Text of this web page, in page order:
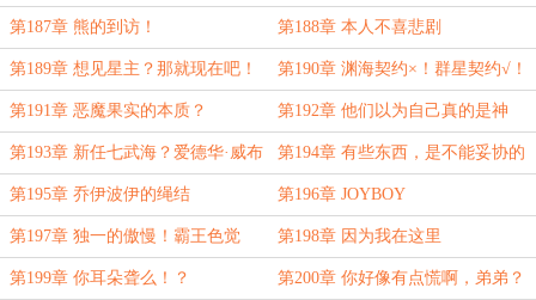
第187章 熊的到访！ 第188章 本人不喜悲剧
第189章 想见星主？那就现在吧！ 第190章 渊海契约×！群星契约√！
第191章 恶魔果实的本质？ 第192章 他们以为自己真的是神
么！？
第193章 新任七武海？爱德华·威布
尔？
第194章 有些东西，是不能妥协的
第195章 乔伊波伊的绳结 第196章 JOYBOY
第197章 独一的傲慢！霸王色觉
醒！
第198章 因为我在这里
第199章 你耳朵聋么！？ 第200章 你好像有点慌啊，弟弟？